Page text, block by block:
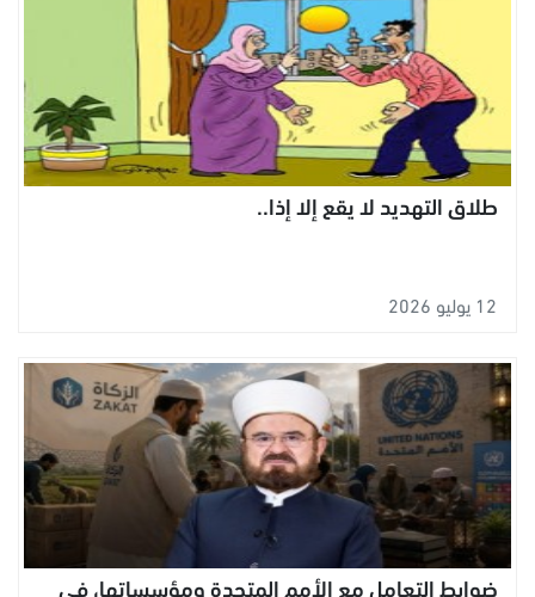
طلاق التهديد لا يقع إلا إذا..
12 يوليو 2026
ضوابط التعامل مع الأمم المتحدة ومؤسساتها، في